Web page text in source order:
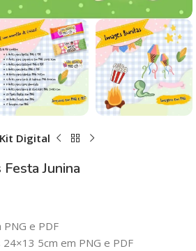
Kit Digital
Junina
e PDF
5cm em PNG e PDF